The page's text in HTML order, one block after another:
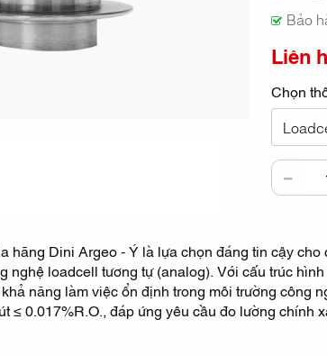
Bảo
Liên
Chọn
hãng Dini Argeo - Ý là lựa chọn đáng tin cậy
nghệ loadcell tương tự (analog). Với cấu trúc
năng làm việc ổn định trong môi trường công
≤ 0.017%R.O., đáp ứng yêu cầu đo lường chính